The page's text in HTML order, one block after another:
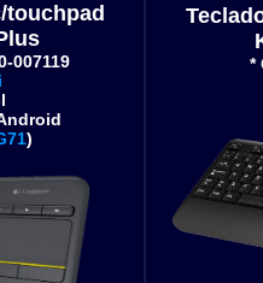
touchpad
007119
)
*